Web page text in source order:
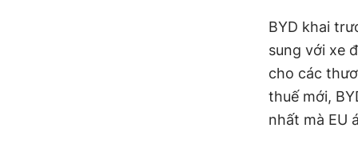
BYD khai
sung với xe
cho các
thuế mới,
nhất mà EU